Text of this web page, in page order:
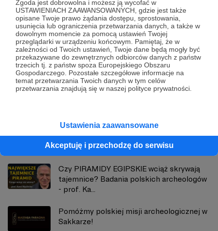
Zgoda jest dobrowolna i możesz ją wycofać w
USTAWIENIACH ZAAWANSOWANYCH, gdzie jest także
opisane Twoje prawo żądania dostępu, sprostowania,
usunięcia lub ograniczenia przetwarzania danych, a także w
dowolnym momencie za pomocą ustawień Twojej
przeglądarki w urządzeniu końcowym. Pamiętaj, że w
zależności od Twoich ustawień, Twoje dane będą mogły być
przekazywane do zewnętrznych odbiorców danych z państw
trzecich tj. z państw spoza Europejskiego Obszaru
Gospodarczego. Pozostałe szczegółowe informacje na
temat przetwarzania Twoich danych w tym celów
przetwarzania znajdują się w naszej polityce prywatności.
Ustawienia zaawansowane
Akceptuję i przechodzę do serwisu
Historyczny Top
Zobacz profil autora
Zobacz również
Czy PIRAMIDY EGIPSKIE wciąż skrywają
tajemnice? Badania polskich archeologów
- prof. Ka...
Pomóżmy polskiej misji archeologicznej w
Sakkarze!